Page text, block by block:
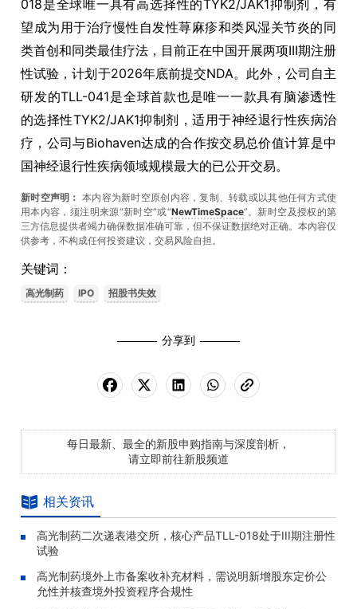
018是全球唯一具有高选择性的TYK2/JAK1抑制剂，有
望成为用于治疗慢性自发性荨麻疹和类风湿关节炎的同
类首创和同类最佳疗法，目前正在中国开展两项III期注册
性试验，计划于2026年底前提交NDA。此外，公司自主
研发的TLL-041是全球首款也是唯一一款具有脑渗透性
的选择性TYK2/JAK1抑制剂，适用于神经退行性疾病治
疗，公司与Biohaven达成的合作按交易总价值计算是中
国神经退行性疾病领域规模最大的已公开交易。
新时空声明： 本内容为新时空原创内容，复制、转载或以其他任何方式使
用本内容，须注明来源“新时空”或“NewTimeSpace”。新时空及授权的第
三方信息提供者竭力确保数据准确可靠，但不保证数据绝对正确。本內容仅
供参考，不构成任何投资建议，交易风险自担。
关键词：
高光制药 IPO 招股书失效
分享到
每日最新、最全的新股申购指南与深度剖析，
请立即前往新股频道
相关资讯
高光制药二次递表港交所，核心产品TLL-018处于III期注册性
试验
高光制药境外上市备案收补充材料，需说明新增股东定价公
允性并核查境外投资程序合规性